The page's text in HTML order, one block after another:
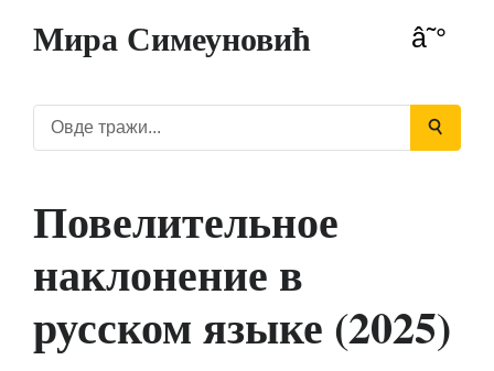
Мира Симеуновић
Повелительное
наклонение в
русском языке (2025)